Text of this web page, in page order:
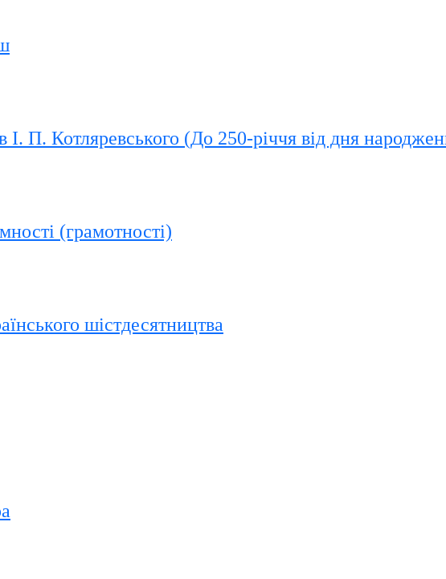
І. П. Котляревського (До 250-річчя від дня
(грамотності)
шістдесятництва